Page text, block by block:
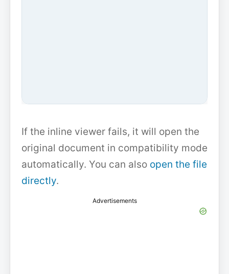
If the inline viewer fails, it will open the
original document in compatibility mode
automatically. You can also open the file
directly.
Advertisements